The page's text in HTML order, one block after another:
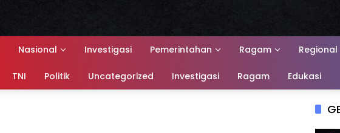
Nasional Investigasi Pemerintahan Ragam Regional
TNI Politik Uncategorized Investigasi Ragam Edukasi